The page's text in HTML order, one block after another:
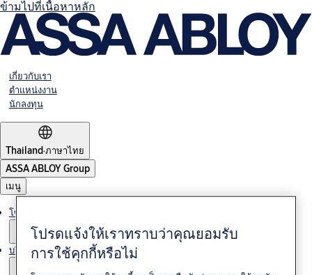
ข้ามไปที่เนื้อหาหลัก
เกี่ยวกับเรา
ตำแหน่งงาน
นักลงทุน
Thailand·ภาษาไทย
ASSA ABLOY Group
เมนู
โซลูชั่นต่างๆ
บริการ
โปรดแจ้งให้เราทราบว่าคุณยอมรับ
การใช้คุกกี้หรือไม่